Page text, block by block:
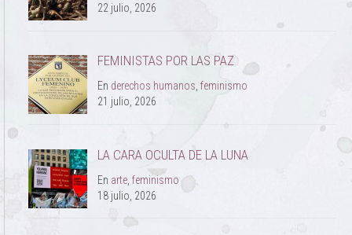
22 julio, 2026
FEMINISTAS POR LAS PAZ
En derechos humanos, feminismo
21 julio, 2026
LA CARA OCULTA DE LA LUNA
En arte, feminismo
18 julio, 2026